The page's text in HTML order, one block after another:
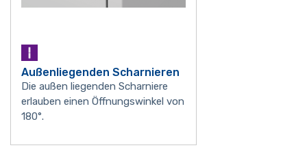
Außenliegenden Scharnieren
Die außen liegenden Scharniere
erlauben einen Öffnungswinkel von
180°.